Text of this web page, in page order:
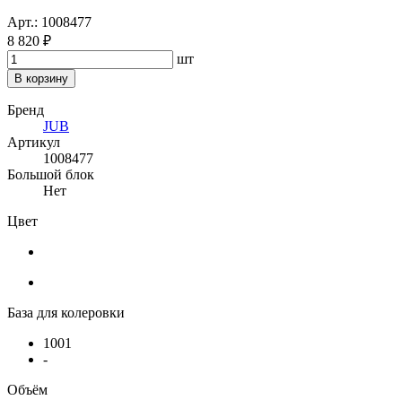
Арт.: 1008477
8 820 ₽
шт
В корзину
Бренд
JUB
Артикул
1008477
Большой блок
Нет
Цвет
База для колеровки
1001
-
Объём